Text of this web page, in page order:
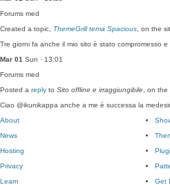
Forums med
Created a topic, ThemeGrill tema Spacious , on the
Tre giorni fa anche il mio sito è stato compromesso e
Mar 01 Sun · 13:01
Forums med
Posted a reply to Sito offline e irraggiungibile , on
Ciao @ikunikappa anche a me è successa la
About
News
Hosting
Privacy
Learn
Get